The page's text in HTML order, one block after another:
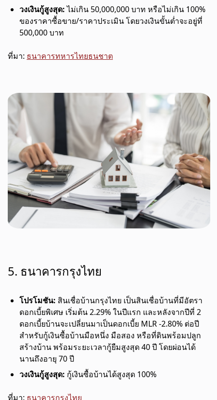
วงเงินกู้สูงสุด:ไม่เกิน 50,000,000 บาท หรือไม่เกิน 100%
ของราคาซื้อขาย/ราคาประเมิน โดยวงเงินขั้นต่ำจะอยู่ที่
500,000 บาท
ที่มา: ธนาคารทหารไทยธนชาต
5. ธนาคารกรุงไทย
โปรโมชัน: สินเชื่อบ้านกรุงไทย เป็นสินเชื่อบ้านที่มีอัตรา
ดอกเบี้ยพิเศษ เริ่มต้น 2.29% ในปีแรก และหลังจากปีที่ 2
ดอกเบี้ยบ้านจะเปลี่ยนมาเป็นดอกเบี้ย MLR -2.80% ต่อปี
สำหรับกู้เงินซื้อบ้านมือหนึ่ง มือสอง หรือที่ดินพร้อมปลูก
สร้างบ้าน พร้อมระยะเวลากู้ยืมสูงสุด 40 ปี โดยผ่อนได้
นานถึงอายุ 70 ปี
วงเงินกู้สูงสุด: กู้เงินซื้อบ้านได้สูงสุด 100%
ที่มา: ธนาคารกรุงไทย